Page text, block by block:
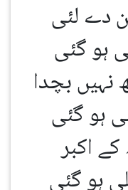
دے لئی
ہو گئی
نہیں بچدا
ہو گئی
اکبر
ہو گئی